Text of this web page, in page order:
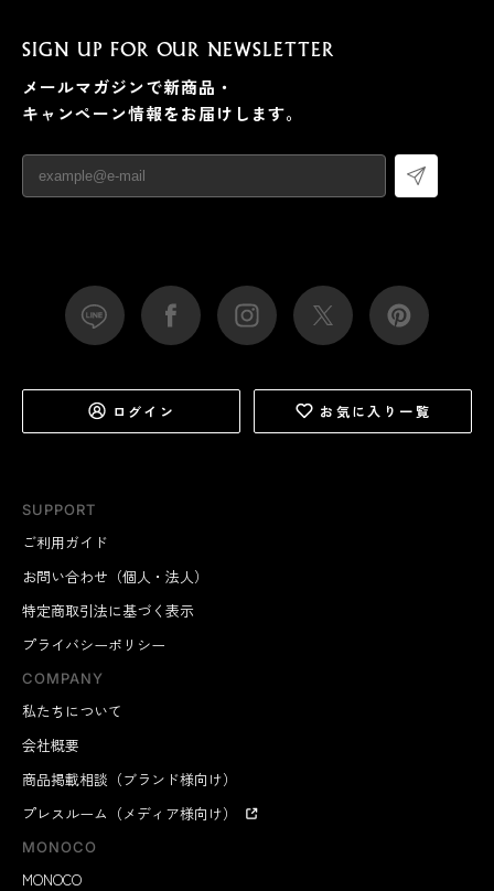
SUPPORT
ご利用ガイド
お問い合わせ（個人・法人）
特定商取引法に基づく表示
プライバシーポリシー
COMPANY
私たちについて
会社概要
商品掲載相談（ブランド様向け）
プレスルーム（メディア様向け）
MONOCO
MONOCO
SIGN UP FOR OUR NEWSLETTER
メールマガジンで新商品・
キャンペーン情報をお届けします。
ログイン お気に入り一覧